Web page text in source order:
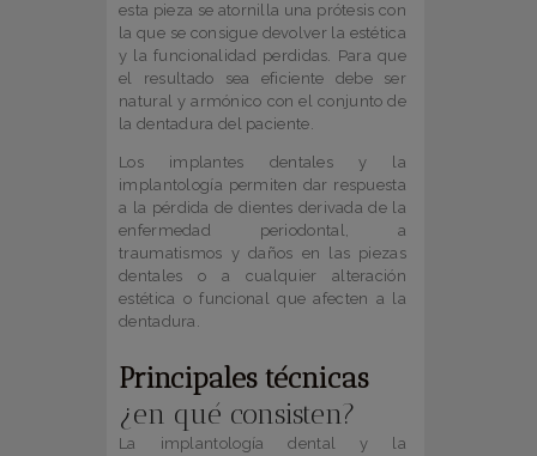
esta pieza se atornilla una prótesis con
la que se consigue devolver la estética
y la funcionalidad perdidas. Para que
el resultado sea eficiente debe ser
natural y armónico con el conjunto de
la dentadura del paciente.
Los implantes dentales y la
implantología permiten dar respuesta
a la pérdida de dientes derivada de la
enfermedad periodontal, a
traumatismos y daños en las piezas
dentales o a cualquier alteración
estética o funcional que afecten a la
dentadura.
Principales técnicas
¿en qué consisten?
La implantología dental y la